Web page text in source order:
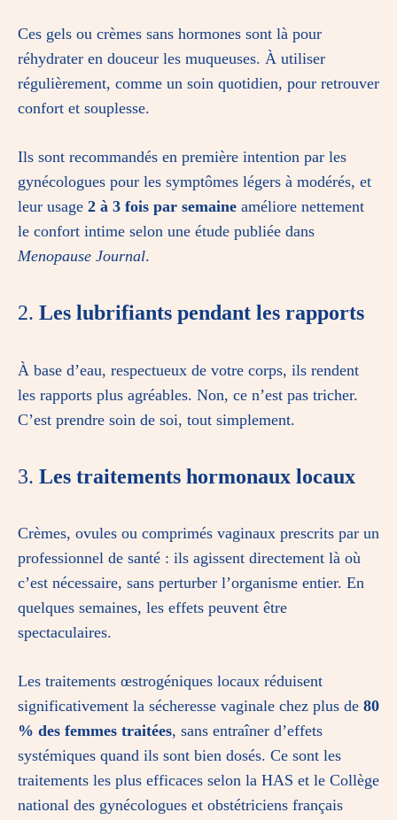
Ces gels ou crèmes sans hormones sont là pour
réhydrater en douceur les muqueuses. À utiliser
régulièrement, comme un soin quotidien, pour retrouver
confort et souplesse.
Ils sont recommandés en première intention par les
gynécologues pour les symptômes légers à modérés, et
leur usage 2 à 3 fois par semaine améliore nettement
le confort intime selon une étude publiée dans
Menopause Journal.
2. Les lubrifiants pendant les rapports
À base d’eau, respectueux de votre corps, ils rendent
les rapports plus agréables. Non, ce n’est pas tricher.
C’est prendre soin de soi, tout simplement.
3. Les traitements hormonaux locaux
Crèmes, ovules ou comprimés vaginaux prescrits par un
professionnel de santé : ils agissent directement là où
c’est nécessaire, sans perturber l’organisme entier. En
quelques semaines, les effets peuvent être
spectaculaires.
Les traitements œstrogéniques locaux réduisent
significativement la sécheresse vaginale chez plus de 80
% des femmes traitées, sans entraîner d’effets
systémiques quand ils sont bien dosés. Ce sont les
traitements les plus efficaces selon la HAS et le Collège
national des gynécologues et obstétriciens français